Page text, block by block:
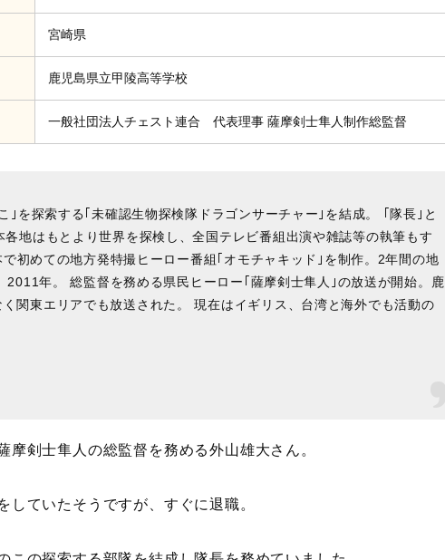
宮崎県
鹿児島県立甲陵高等学校
一般社団法人チェスト連合 代表理事 薩摩剣士隼人制作総監督
｣を探索する｢未確認生物探検隊ドラゴンサーチャー｣を結成。 ｢隊長｣と
各地はもとより世界を探検し、全国テレビ番組出演や雑誌等の執筆もす
初めての地方発特撮ヒーロー番組｢オモチャキッド｣を制作。2年間の地
2011年。 総監督を務める県民ヒーロー｢薩摩剣士隼人｣の放送が開始。鹿
関東エリアでも放送された。 現在はイギリス、台湾と海外でも活動の
摩剣士隼人の総監督を務める外山雄大さん。
していたそうですが、すぐに退職。